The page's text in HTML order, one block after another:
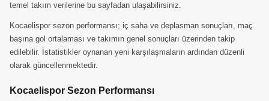
temel takım verilerine bu sayfadan ulaşabilirsiniz.
Kocaelispor sezon performansı; iç saha ve deplasman sonuçları, maç
başına gol ortalaması ve takımın genel sonuçları üzerinden takip
edilebilir. İstatistikler oynanan yeni karşılaşmaların ardından düzenli
olarak güncellenmektedir.
Kocaelispor Sezon Performansı